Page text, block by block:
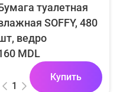
туалетная
SOFFY, 480
ведро
MDL
1
Купить